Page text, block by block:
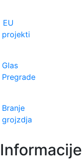
EU
projekti
Glas
Pregrade
Branje
grojzdja
Informacije